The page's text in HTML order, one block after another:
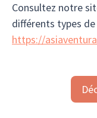
Consultez notre
différents types
https://